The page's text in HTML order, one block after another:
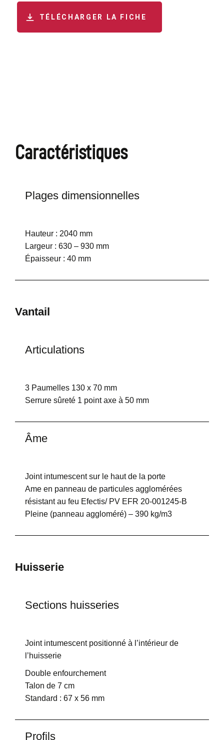
TÉLÉCHARGER LA FICHE
Caractéristiques
Plages dimensionnelles
Hauteur : 2040 mm
Largeur : 630 – 930 mm
Épaisseur : 40 mm
Vantail
Articulations
3 Paumelles 130 x 70 mm
Serrure sûreté 1 point axe à 50 mm
Âme
Joint intumescent sur le haut de la porte
Ame en panneau de particules agglomérées
résistant au feu Efectis/ PV EFR 20-001245-B
Pleine (panneau aggloméré) – 390 kg/m3
Huisserie
Sections huisseries
Joint intumescent positionné à l’intérieur de
l’huisserie
Double enfourchement
Talon de 7 cm
Standard : 67 x 56 mm
Profils